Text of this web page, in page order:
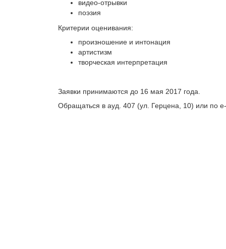
видео-отрывки
поэзия
Критерии оценивания:
произношение и интонация
артистизм
творческая интерпретация
Заявки принимаются до 16 мая 2017 года.
Обращаться в ауд. 407 (ул. Герцена, 10) или по